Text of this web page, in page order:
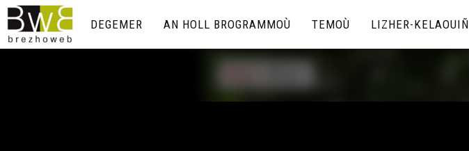
DEGEMER AN HOLL BROGRAMMOÙ TEMOÙ LIZHER-KELAOUIÑ